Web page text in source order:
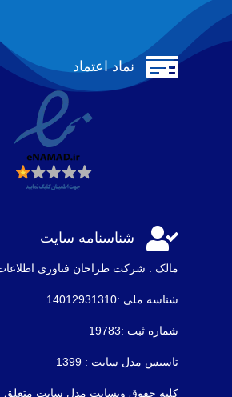
 نماد اعتماد
 شناسنامه سایت
مالک : شرکت طراحان فناوری
شناسه ملی :14012931310
شماره ثبت :19783
تاسیس مدل سایت : 1399
کلیه حقوق وبسایت مدل سایت